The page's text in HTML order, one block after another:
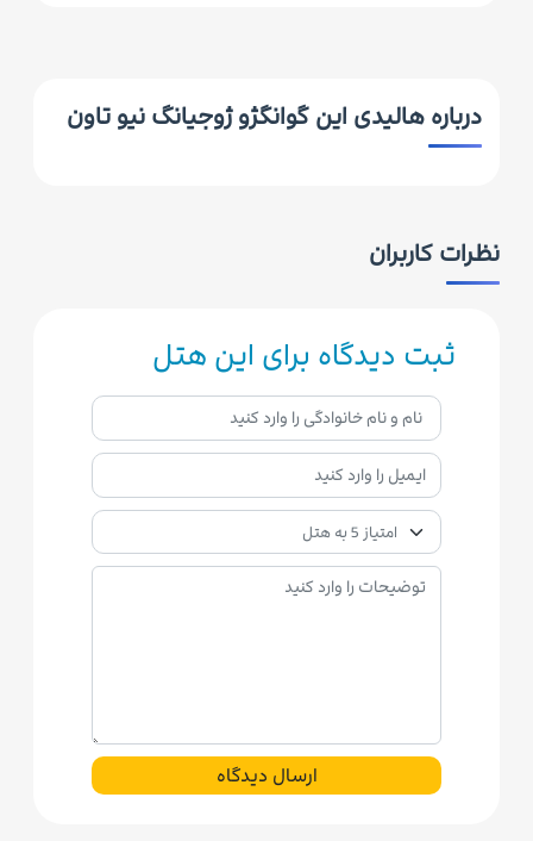
درباره هالیدی این گوانگژو ژوجیانگ نیو تاون
نظرات کاربران
ثبت دیدگاه برای این هتل
ارسال دیدگاه